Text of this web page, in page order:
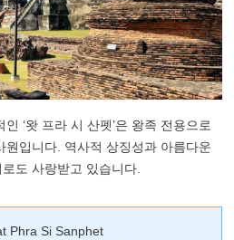
‘왓 프라 시 산펫’은 왕족 전용으로
입니다. 역사적 상징성과 아름다운
도 사랑받고 있습니다.
Phra Si Sanphet